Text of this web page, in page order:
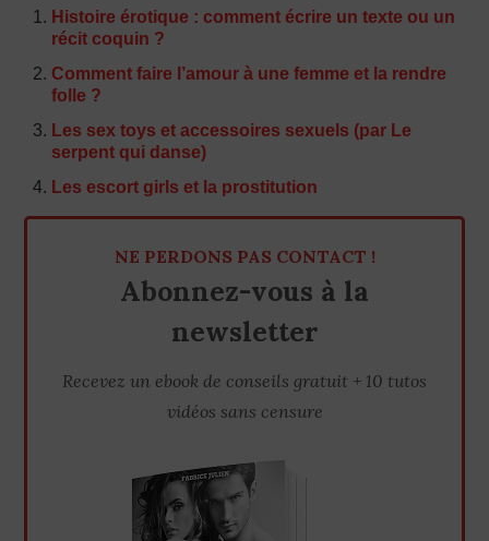
Histoire érotique : comment écrire un texte ou un
récit coquin ?
Comment faire l’amour à une femme et la rendre
folle ?
Les sex toys et accessoires sexuels (par Le
serpent qui danse)
Les escort girls et la prostitution
NE PERDONS PAS CONTACT !
Abonnez-vous à la
newsletter
Recevez un ebook de conseils gratuit + 10 tutos
vidéos sans censure